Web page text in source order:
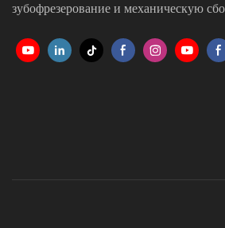
зубофрезерование и механическую